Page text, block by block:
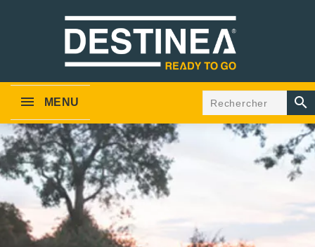
MENU 